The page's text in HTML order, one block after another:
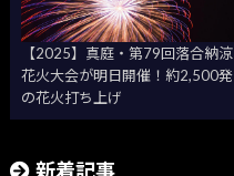
【2025】真庭・第79回落合納涼
花火大会が明日開催！約2,500発
の花火打ち上げ
新着記事